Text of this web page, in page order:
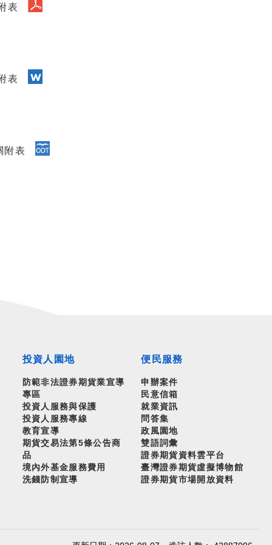
表
表
附表
投資人園地
防範非法證券期貨業宣導
專區
投資人服務與保護
投資人服務專線
教育宣導
期貨交易法第5條公告商
品
境內外基金服務費用
洗錢防制宣導
便民服務
申辦案件
民意信箱
就業資訊
問答集
政風園地
雙語詞彙
證券期貨資料雲平台
臺灣證券期貨虛擬博物館
證券期貨市場開放資料